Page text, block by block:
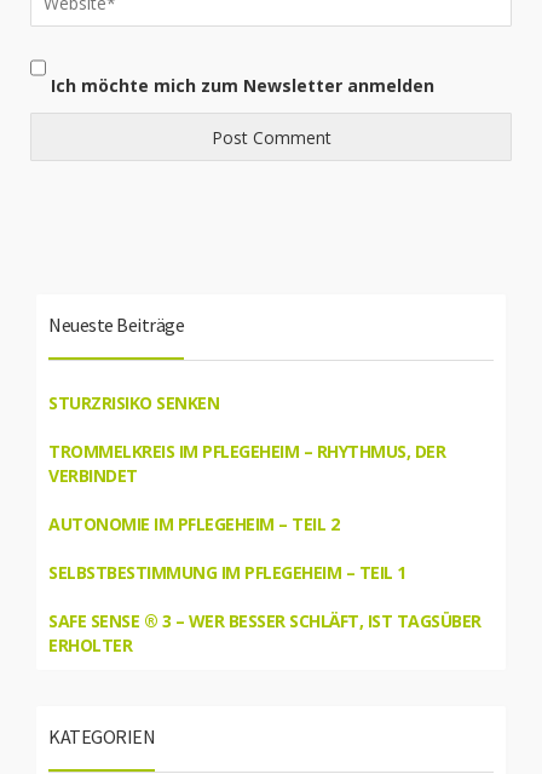
Ich möchte mich zum Newsletter anmelden
Neueste Beiträge
STURZRISIKO SENKEN
TROMMELKREIS IM PFLEGEHEIM – RHYTHMUS, DER
VERBINDET
AUTONOMIE IM PFLEGEHEIM – TEIL 2
SELBSTBESTIMMUNG IM PFLEGEHEIM – TEIL 1
SAFE SENSE ® 3 – WER BESSER SCHLÄFT, IST TAGSÜBER
ERHOLTER
KATEGORIEN